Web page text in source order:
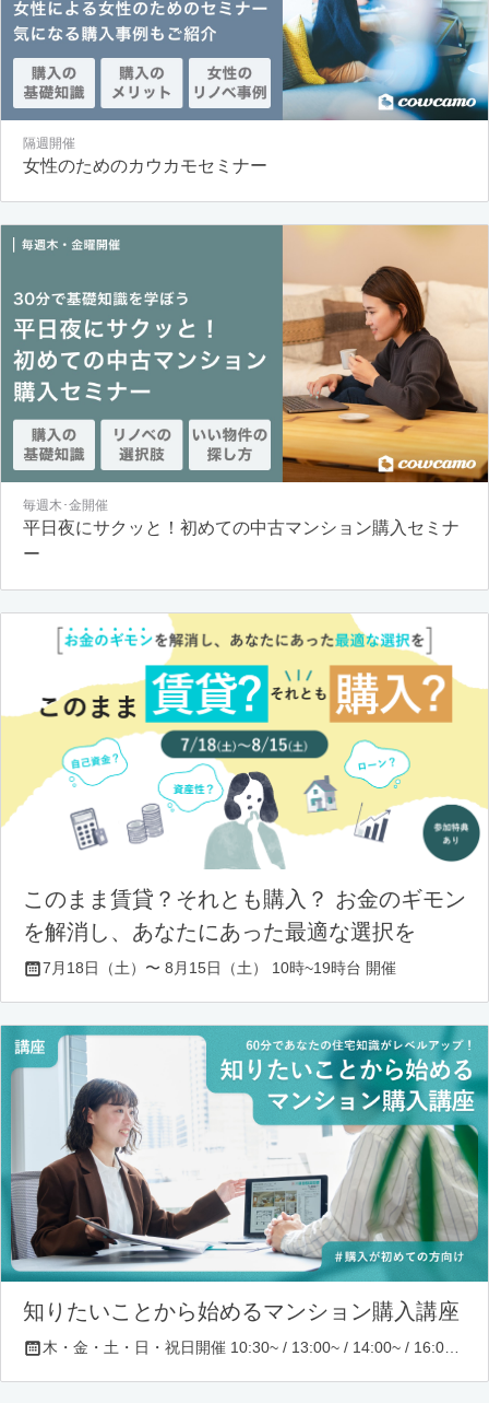
隔週開催
女性のためのカウカモセミナー
毎週木･金開催
平日夜にサクッと！初めての中古マンション購入セミナ
ー
このまま賃貸？それとも購入？ お金のギモン
を解消し、あなたにあった最適な選択を
7月18日（土）〜 8月15日（土） 10時~19時台 開催
知りたいことから始めるマンション購入講座
木・金・土・日・祝日開催 10:30~ / 13:00~ / 14:00~ / 16:00~ / 17:00~/ 18:30~/ 19:30~